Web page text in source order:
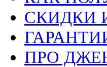
СКИДКИ
ПРО